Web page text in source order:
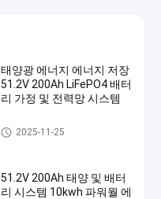
태양광 에너지 에너지 저장
51.2V 200Ah LiFePO4 배터
리 가정 및 전력망 시스템
벽걸이형 배터리
2025-11-25
51.2V 200Ah 태양 및 배터
리 시스템 10kwh 파워월 에